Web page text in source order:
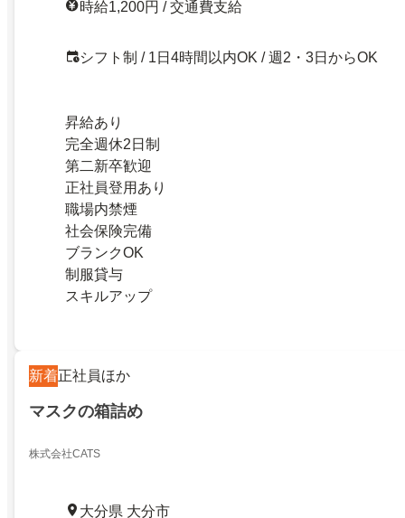
時給1,200円 / 交通費支給
シフト制 / 1日4時間以内OK / 週2・3日からOK
昇給あり
完全週休2日制
第二新卒歓迎
正社員登用あり
職場内禁煙
社会保険完備
ブランクOK
制服貸与
スキルアップ
新着正社員ほか
マスクの箱詰め
株式会社CATS
大分県 大分市